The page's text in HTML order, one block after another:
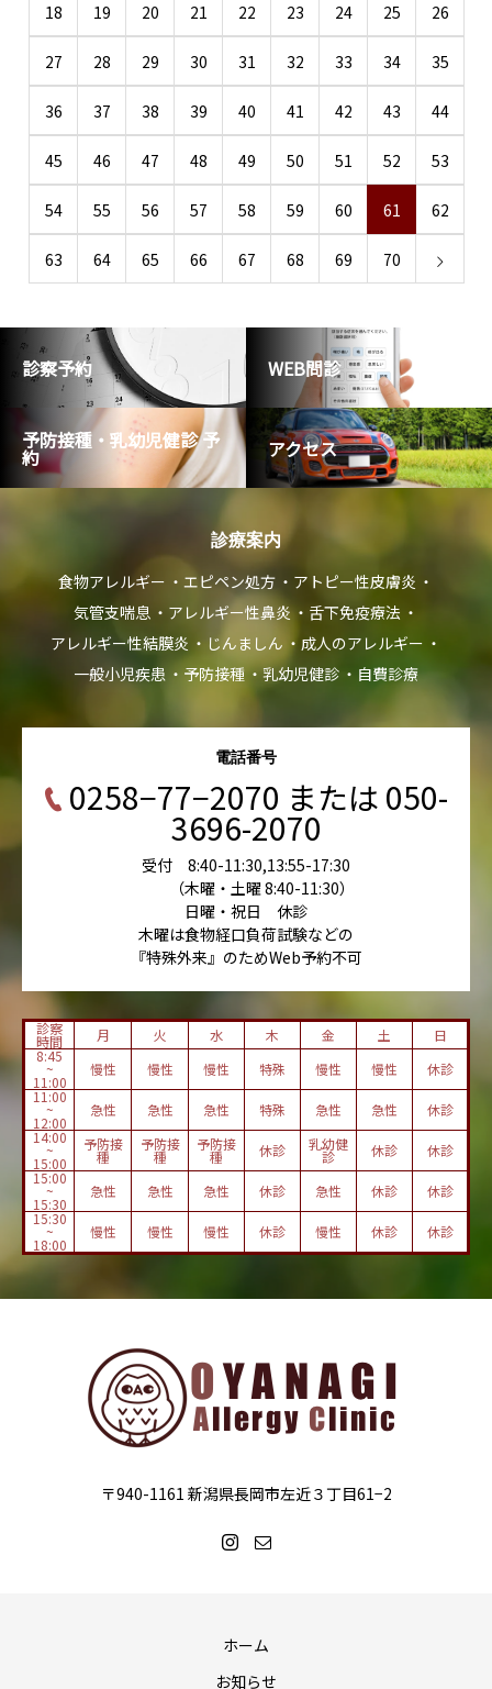
18 19 20 21 22 23 24 25 26
27 28 29 30 31 32 33 34 35
36 37 38 39 40 41 42 43 44
45 46 47 48 49 50 51 52 53
54 55 56 57 58 59 60 61 62
63 64 65 66 67 68 69 70
診察予約 WEB問診
予防接種・乳幼児健診 予
約 アクセス
診療案内
食物アレルギー エピペン処方
アトピー性皮膚炎
気管支喘息
アレルギー性鼻炎
舌下免疫療法
アレルギー性結膜炎
じんましん
成人のアレルギー
一般小児疾患
予防接種 乳幼児健診 自費診療
電話番号
0258−77−2070 または 050-
3696-2070
受付 8:40-11:30,13:55-17:30
（木曜・土曜 8:40-11:30）
日曜・祝日 休診
木曜は食物経口負荷試験などの
『特殊外来』のためWeb予約不可
診察
時間 月 火 水 木 金 土
日
8:45
~
11:00
慢性 慢性 慢性 特殊 慢性 慢性
休診
11:00
~
12:00
急性 急性 急性 特殊 急性 急性
休診
14:00
~
15:00
予防接
種
予防接
種
予防接
種 休診 乳幼健
診 休診
休診
15:00
~
15:30
急性 急性 急性 休診 急性 休診
休診
15:30
~
18:00
慢性 慢性 慢性 休診 慢性 休診 休診
〒940-1161 新潟県長岡市左近３丁目61−2
ホーム
お知らせ